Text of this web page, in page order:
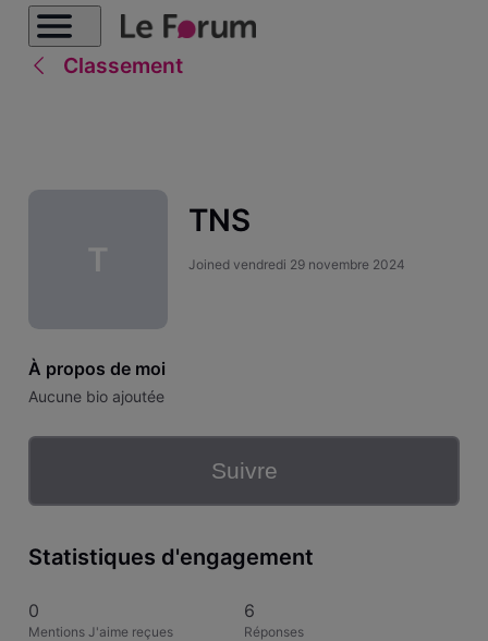
Classement
T
TNS
Joined vendredi 29 novembre 2024
À propos de moi
Aucune bio ajoutée
Suivre
Statistiques d'engagement
0
Mentions J'aime reçues
6
Réponses